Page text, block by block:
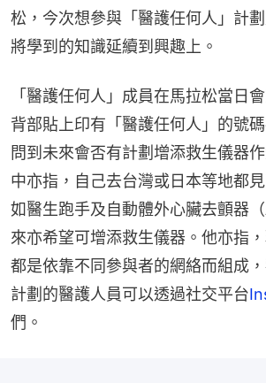
松，今次想參與「醫護任何人」計
將學到的知識延續到興趣上。
「醫護任何人」成員在馬拉松當日
背部貼上印有「醫護任何人」的號
問到未來會否有計劃增添救生儀器
中亦指，自己去台灣或日本等地都
如醫生跑手及自動體外心臟去顫器
來亦希望可增添救生儀器。他亦指
都是依靠不同參與者的網絡而組成
計劃的醫護人員可以透過社交平台
們。